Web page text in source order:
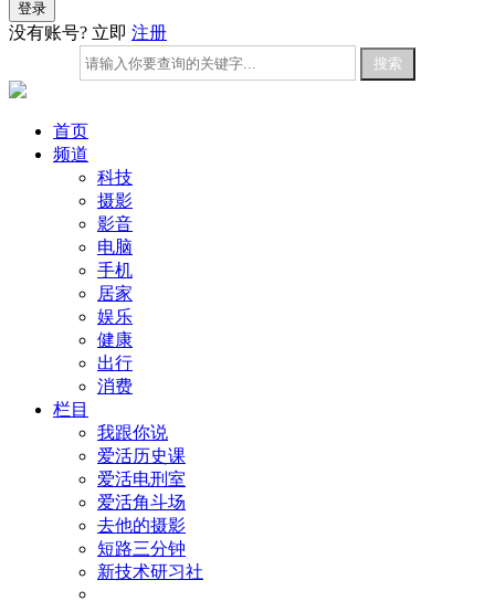
没有账号? 立即 注册
首页
频道
科技
摄影
影音
电脑
手机
居家
娱乐
健康
出行
消费
栏目
我跟你说
爱活历史课
爱活电刑室
爱活角斗场
去他的摄影
短路三分钟
新技术研习社